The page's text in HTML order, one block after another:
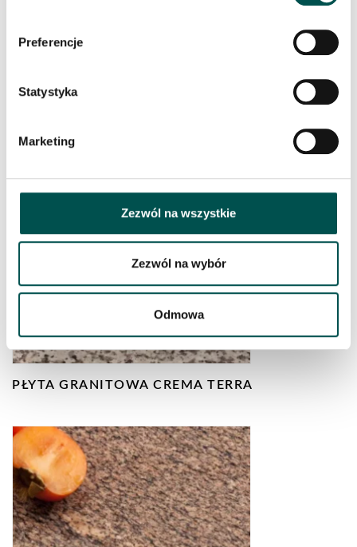
Preferencje
Statystyka
Marketing
Zezwól na wszystkie
Zezwól na wybór
Odmowa
PŁYTA GRANITOWA CREMA TERRA